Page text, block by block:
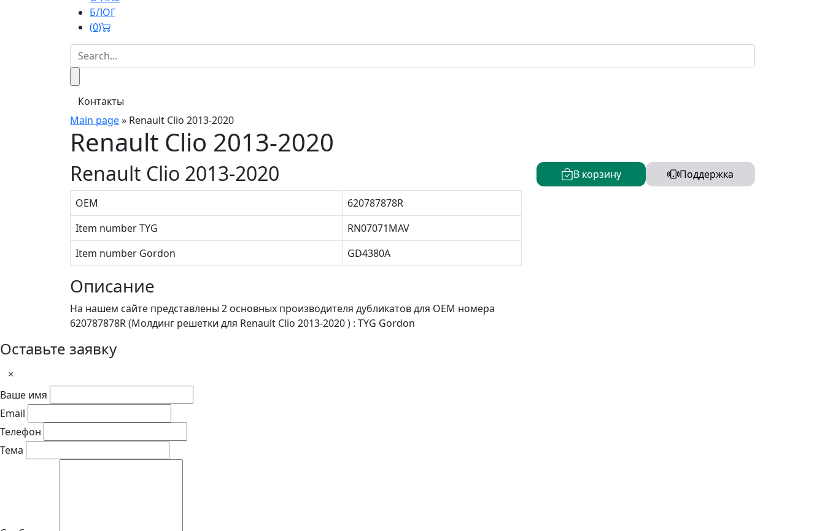
БЛОГ
(0)
Контакты
Main page» Renault Clio 2013-2020
Renault Clio 2013-2020
В корзину Поддержка
Renault Clio 2013-2020
OEM
620787878R
Item number TYG
RN07071MAV
Item number Gordon
GD4380A
Описание
На нашем сайте представлены 2 основных производителя дубликатов для OEM номера
620787878R (Молдинг решетки для Renault Clio 2013-2020 ) : TYG Gordon
Оставьте заявку
×
Ваше имя
Email
Телефон
Тема